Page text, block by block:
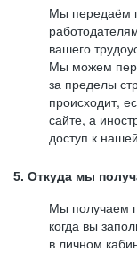
Мы передаём
вашего
Мы можем
за пределы
происходит,
сайте, а
доступ к
5. Откуда мы
Мы получаем
когда вы
в личном